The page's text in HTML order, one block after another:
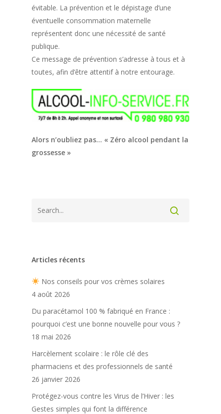
évitable. La prévention et le dépistage d’une
éventuelle consommation maternelle
représentent donc une nécessité de santé
publique.
Ce message de prévention s’adresse à tous et à
toutes, afin d’être attentif à notre entourage.
Alors n’oubliez pas… « Zéro alcool pendant la
grossesse »
Articles récents
Nos conseils pour vos crèmes solaires
4 août 2026
Du paracétamol 100 % fabriqué en France :
pourquoi c’est une bonne nouvelle pour vous ?
18 mai 2026
Harcèlement scolaire : le rôle clé des
pharmaciens et des professionnels de santé
26 janvier 2026
Protégez-vous contre les Virus de l’Hiver : les
Gestes simples qui font la différence